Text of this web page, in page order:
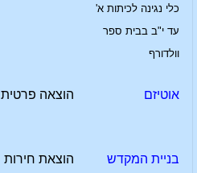
כלי נגינה לכיתות א'
עד י"ב בבית ספר
וולדורף
אוטיזם הוצאה פרטית
בניית המקדש
הוצאת חירות